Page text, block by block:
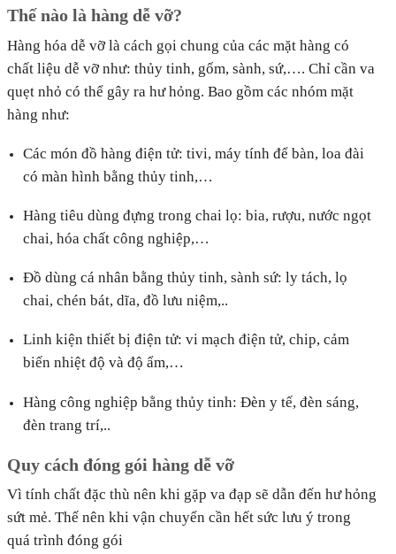
Thế nào là hàng dễ vỡ?
Hàng hóa dễ vỡ là cách gọi chung của các mặt hàng có
chất liệu dễ vỡ như: thủy tinh, gốm, sành, sứ,…. Chỉ cần va
quẹt nhỏ có thể gây ra hư hỏng. Bao gồm các nhóm mặt
hàng như:
Các món đồ hàng điện tử: tivi, máy tính để bàn, loa đài
có màn hình bằng thủy tinh,…
Hàng tiêu dùng đựng trong chai lọ: bia, rượu, nước ngọt
chai, hóa chất công nghiệp,…
Đồ dùng cá nhân bằng thủy tinh, sành sứ: ly tách, lọ
chai, chén bát, dĩa, đồ lưu niệm,..
Linh kiện thiết bị điện tử: vi mạch điện tử, chip, cảm
biến nhiệt độ và độ ẩm,…
Hàng công nghiệp bằng thủy tinh: Đèn y tế, đèn sáng,
đèn trang trí,..
Quy cách đóng gói hàng dễ vỡ
Vì tính chất đặc thù nên khi gặp va đạp sẽ dẫn đến hư hỏng
sứt mẻ. Thế nên khi vận chuyển cần hết sức lưu ý trong
quá trình đóng gói